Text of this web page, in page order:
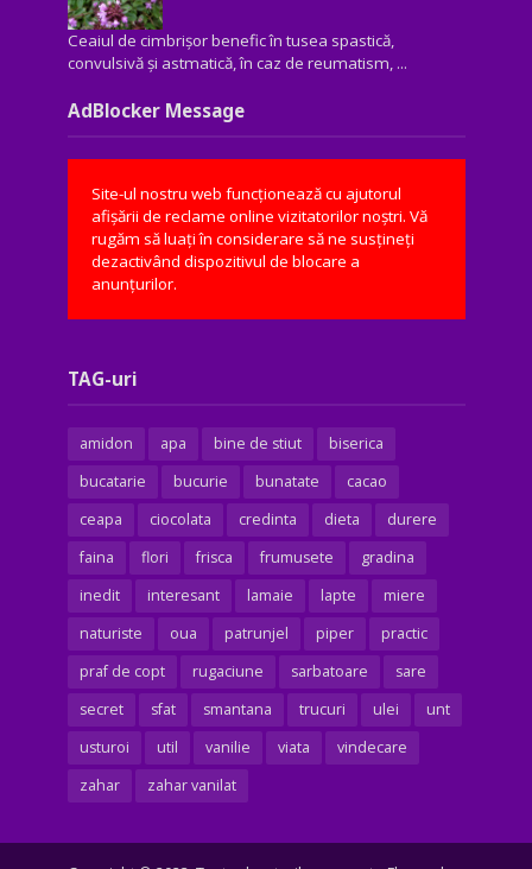
Ceaiul de cimbrișor benefic în tusea spastică,
convulsivă şi astmatică, în caz de reumatism, ...
AdBlocker Message
Site-ul nostru web funcționează cu ajutorul
afișării de reclame online vizitatorilor noștri. Vă
rugăm să luați în considerare să ne susțineți
dezactivând dispozitivul de blocare a
anunțurilor.
TAG-uri
amidon apa bine de stiut
biserica
bucatarie
bucurie bunatate
cacao
ceapa
ciocolata credinta dieta
durere
faina
flori frisca frumusete
gradina
inedit
interesant lamaie lapte
miere
naturiste
oua patrunjel piper
practic
praf de copt
rugaciune sarbatoare
sare
secret
sfat smantana trucuri ulei
unt
usturoi
util vanilie viata
vindecare
zahar
zahar vanilat